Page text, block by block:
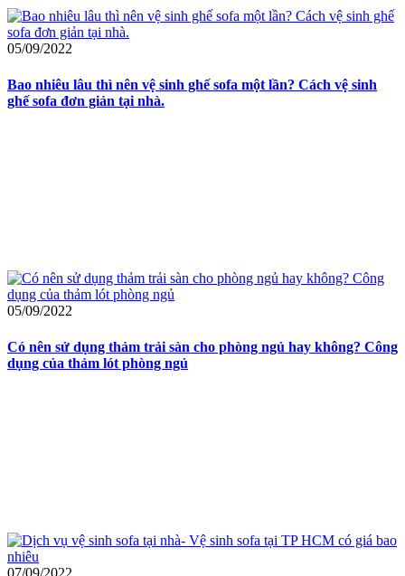
05/09/2022
Bao nhiêu lâu thì nên vệ sinh ghế sofa một lần? Cách vệ sinh
ghế sofa đơn giản tại nhà.
05/09/2022
Có nên sử dụng thảm trải sàn cho phòng ngủ hay không? Công
dụng của thảm lót phòng ngủ